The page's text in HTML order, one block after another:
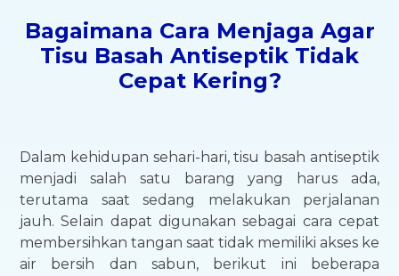
Bagaimana Cara Menjaga Agar
Tisu Basah Antiseptik Tidak
Cepat Kering?
Dalam kehidupan sehari-hari, tisu basah antiseptik
menjadi salah satu barang yang harus ada,
terutama saat sedang melakukan perjalanan
jauh. Selain dapat digunakan sebagai cara cepat
membersihkan tangan saat tidak memiliki akses ke
air bersih dan sabun, berikut ini beberapa